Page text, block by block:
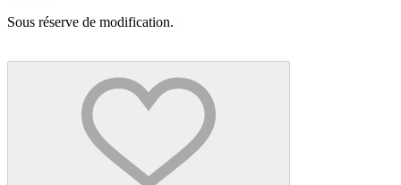
Sous réserve de modification.